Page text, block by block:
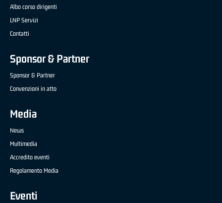
Albo corso dirigenti
LNP Servizi
Contatti
Sponsor & Partner
Sponsor & Partner
Convenzioni in atto
Media
News
Multimedia
Accredito eventi
Regolamento Media
Eventi